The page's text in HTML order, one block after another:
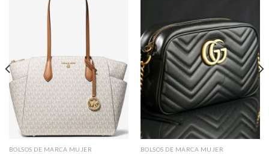
BOLSOS DE MARCA MUJER BOLSOS DE MARCA MUJER